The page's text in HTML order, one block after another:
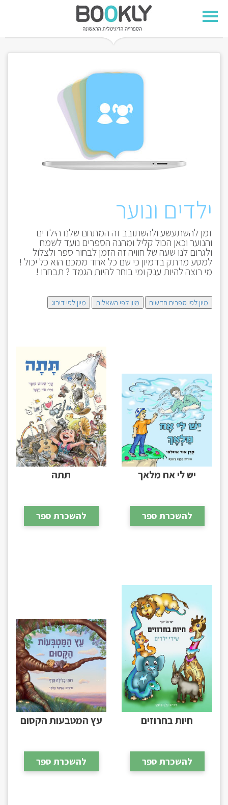
ילדים ונוער
זמן להשתעשע ולהשתובב זה המתחם שלנו הילדים
והנוער וכאן הכול קליל ומהנה הספרים נועד לשמח
ולגרום לנו שעה של חוויה זה הזמן לבחור ספר ולצלול
למסע מרתק בדמיון כי שם כל אחד ממכם הוא כל יכול !
מי רוצה להיות ענק ומי בוחר להיות הגמד ? תבחרו !
מיון לפי ספרים חדשים מיון לפי השאלות מיון לפי דירוג
יש לי אח מלאך
להשכרת ספר
תתה
להשכרת ספר
חיות בחרוזים
להשכרת ספר
עץ המטבעות הקסום
להשכרת ספר